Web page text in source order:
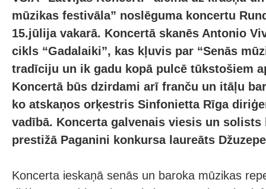
mūzikas festivāla” noslēguma koncertu
15.jūlija vakarā. Koncertā skanēs Antonio
cikls “Gadalaiki”, kas kļuvis par “Senās
tradīciju un ik gadu kopā pulcē tūkstošiem
Koncertā būs dzirdami arī franču un itāļu
ko atskaņos orķestris Sinfonietta Rīga
vadībā. Koncerta galvenais viesis un
prestižā Paganini konkursa laureāts
Koncerta ieskaņā senās un baroka mūzikas